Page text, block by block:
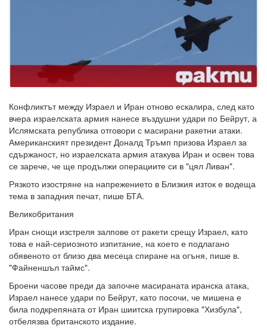
Конфликтът между Израел и Иран отново ескалира, след като
вчера израелската армия нанесе въздушни удари по Бейрут, а
Ислямската република отговори с масирани ракетни атаки.
Американският президент Доналд Тръмп призова Израел за
сдържаност, но израелската армия атакува Иран и освен това
се зарече, че ще продължи операциите си в "цял Ливан".
Рязкото изостряне на напрежението в Близкия изток е водеща
тема в западния печат, пише БТА.
Великобритания
Иран снощи изстреля залпове от ракети срещу Израел, като
това е най-сериозното изпитание, на което е подлагано
обявеното от близо два месеца спиране на огъня, пише в.
"Файненшъл таймс".
Броени часове преди да започне масираната иранска атака,
Израел нанесе удари по Бейрут, като посочи, че мишена е
била подкрепяната от Иран шиитска групировка "Хизбула",
отбелязва британското издание.